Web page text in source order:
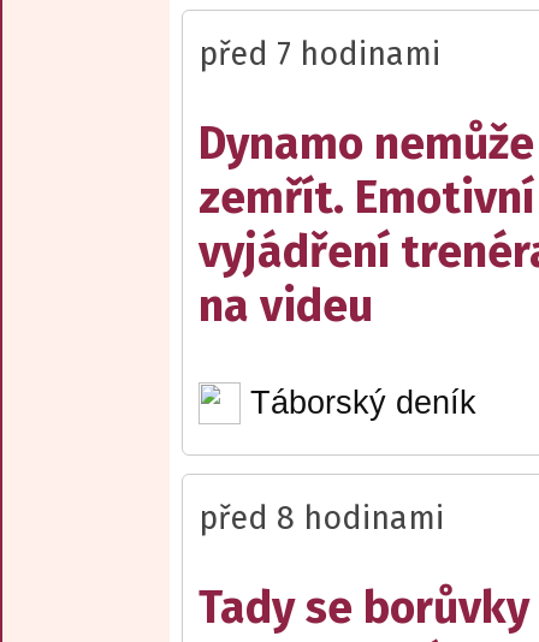
před 7 hodinami
Dynamo nemůže
zemřít. Emotivní
vyjádření
na videu
Táborský deník
před 8 hodinami
Tady se borůvky